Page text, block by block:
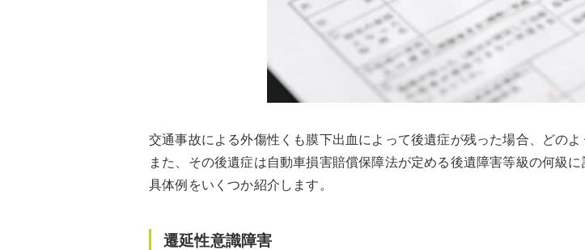
交通事故による外傷性くも膜下出血によって後遺症が残った場合、どのよ
また、その後遺症は自動車損害賠償保障法が定める後遺障害等級の何級に
具体例をいくつか紹介します。
遷延性意識障害